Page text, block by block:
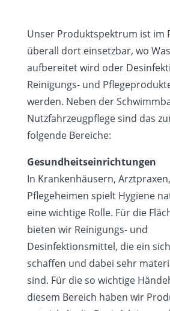
Unser Produktspektrum ist im
überall dort einsetzbar, wo
aufbereitet wird oder
Reinigungs- und
werden. Neben der
Nutzfahrzeugpflege sind das
folgende Bereiche:
Gesundheitseinrichtungen
In Krankenhäusern,
Pflegeheimen spielt Hygiene
eine wichtige Rolle. Für die
bieten wir Reinigungs- und
Desinfektionsmittel, die ein
schaffen und dabei sehr
sind. Für die so wichtige
diesem Bereich haben wir